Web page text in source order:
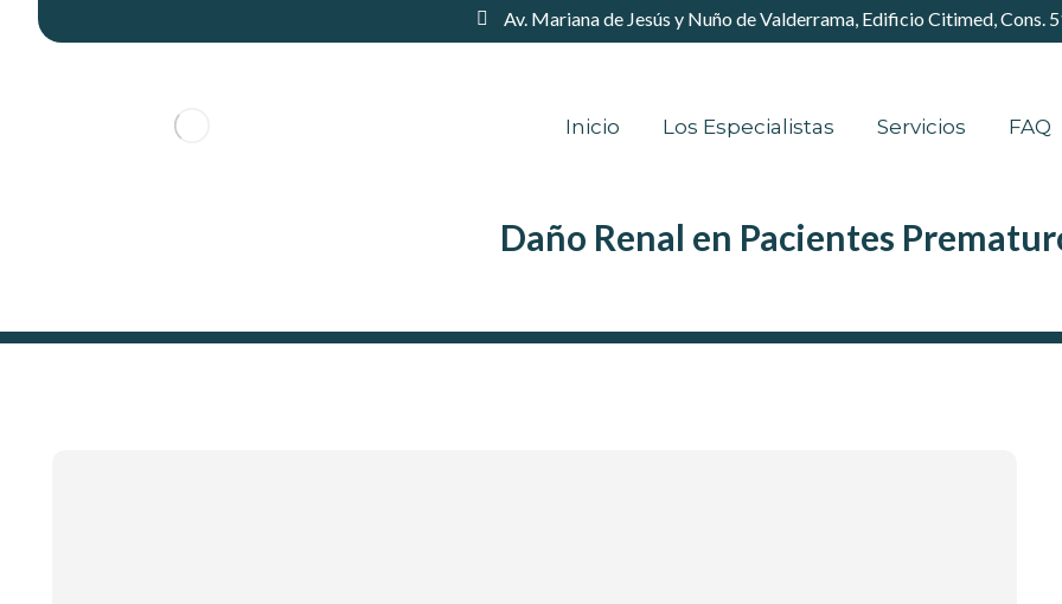
Av. Mariana de Jesús y Nuño de Valderrama, Edificio Citimed, Cons.
Inicio Los Especialistas Servicios FAQ
Daño Renal en Pacientes